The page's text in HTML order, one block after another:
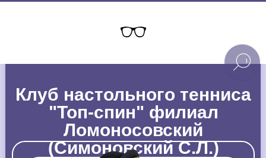
Клуб настольного тенниса
"Топ-спин" филиал
Ломоносовский
(Симоновский С.Л.)